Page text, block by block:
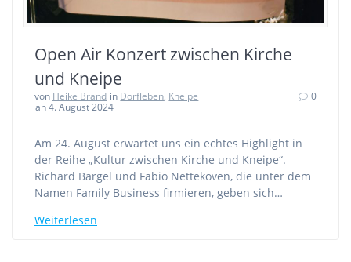
Open Air Konzert zwischen Kirche
und Kneipe
von Heike Brand in Dorfleben, Kneipe
an 4. August 2024
0
Am 24. August erwartet uns ein echtes Highlight in
der Reihe „Kultur zwischen Kirche und Kneipe“.
Richard Bargel und Fabio Nettekoven, die unter dem
Namen Family Business firmieren, geben sich…
Weiterlesen